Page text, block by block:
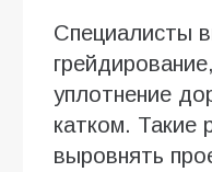
Специалисты
уплотнение
катком. Такие
выровнять